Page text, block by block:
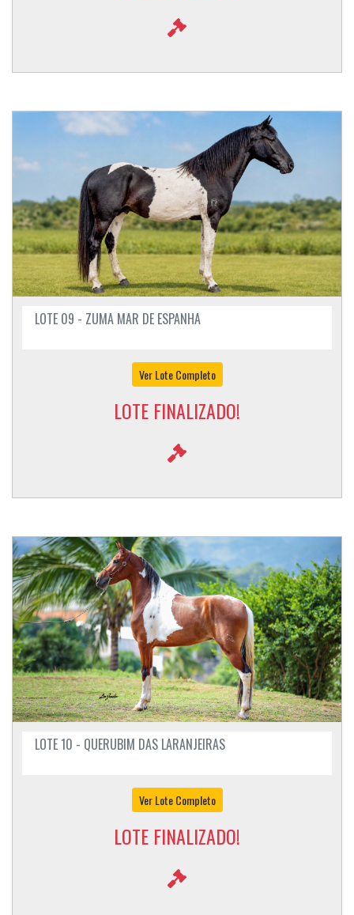
LOTE 09 - ZUMA MAR DE ESPANHA
Ver Lote Completo
LOTE FINALIZADO!
LOTE 10 - QUERUBIM DAS LARANJEIRAS
Ver Lote Completo
LOTE FINALIZADO!